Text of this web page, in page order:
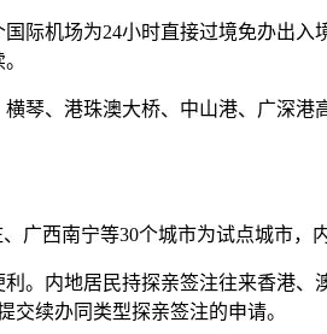
机场为24小时直接过境免办出入
、港珠澳大桥、中山港、广深港
西南宁等30个城市为试点城市，
内地居民持探亲签注往来香港、
续办同类型探亲签注的申请。